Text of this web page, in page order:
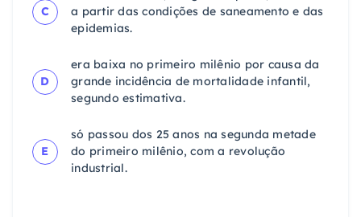
C
a partir das condições de saneamento e das
epidemias.
D
era baixa no primeiro milênio por causa da
grande incidência de mortalidade infantil,
segundo estimativa.
E
só passou dos 25 anos na segunda metade
do primeiro milênio, com a revolução
industrial.